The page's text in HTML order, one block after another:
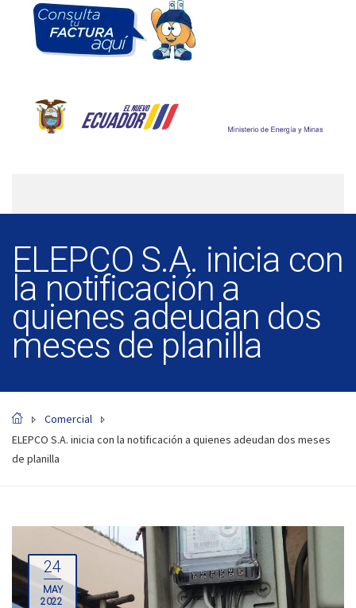
ELEPCO S.A. inicia con
la notificación a
quienes adeudan dos
meses de planilla
Comercial
ELEPCO S.A. inicia con la notificación a quienes adeudan dos meses
de planilla
24
MAY
2022